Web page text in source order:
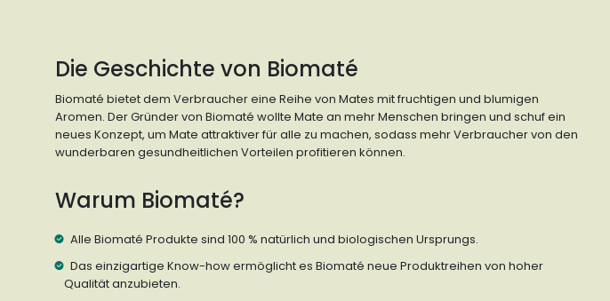
Die Geschichte von Biomaté
Biomaté bietet dem Verbraucher eine Reihe von Mates mit fruchtigen und blumigen
Aromen. Der Gründer von Biomaté wollte Mate an mehr Menschen bringen und schuf ein
neues Konzept, um Mate attraktiver für alle zu machen, sodass mehr Verbraucher von den
wunderbaren gesundheitlichen Vorteilen profitieren können.
Warum Biomaté?
Alle Biomaté Produkte sind 100 % natürlich und biologischen Ursprungs.
Das einzigartige Know-how ermöglicht es Biomaté neue Produktreihen von hoher
Qualität anzubieten.